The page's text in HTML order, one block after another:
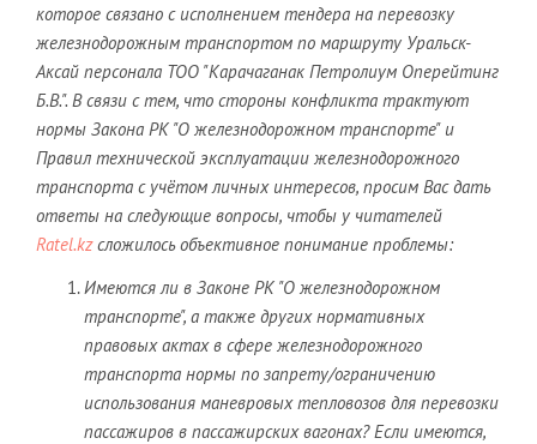
которое связано с исполнением тендера на перевозку
железнодорожным транспортом по маршруту Уральск-
Аксай персонала ТОО "Карачаганак Петролиум Оперейтинг
Б.В.". В связи с тем, что стороны конфликта трактуют
нормы Закона РК "О железнодорожном транспорте" и
Правил технической эксплуатации железнодорожного
транспорта с учётом личных интересов, просим Вас дать
ответы на следующие вопросы, чтобы у читателей
Ratel.kzсложилось объективное понимание проблемы:
Имеются ли в Законе РК "О железнодорожном
транспорте", а также других нормативных
правовых актах в сфере железнодорожного
транспорта нормы по запрету/ограничению
использования маневровых тепловозов для перевозки
пассажиров в пассажирских вагонах? Если имеются,